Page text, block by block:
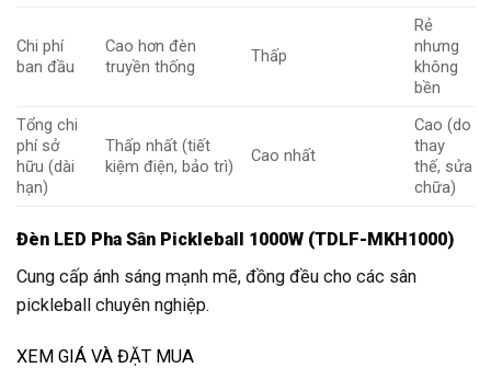
Chi phí
ban đầu
Cao hơn đèn
truyền thống
Thấp
Rẻ
nhưng
không
bền
Tổng chi
phí sở
hữu (dài
hạn)
Thấp nhất (tiết
kiệm điện, bảo trì)
Cao nhất
Cao (do
thay
thế, sửa
chữa)
Đèn LED Pha Sân Pickleball 1000W (TDLF-MKH1000)
Cung cấp ánh sáng mạnh mẽ, đồng đều cho các sân
pickleball chuyên nghiệp.
XEM GIÁ VÀ ĐẶT MUA